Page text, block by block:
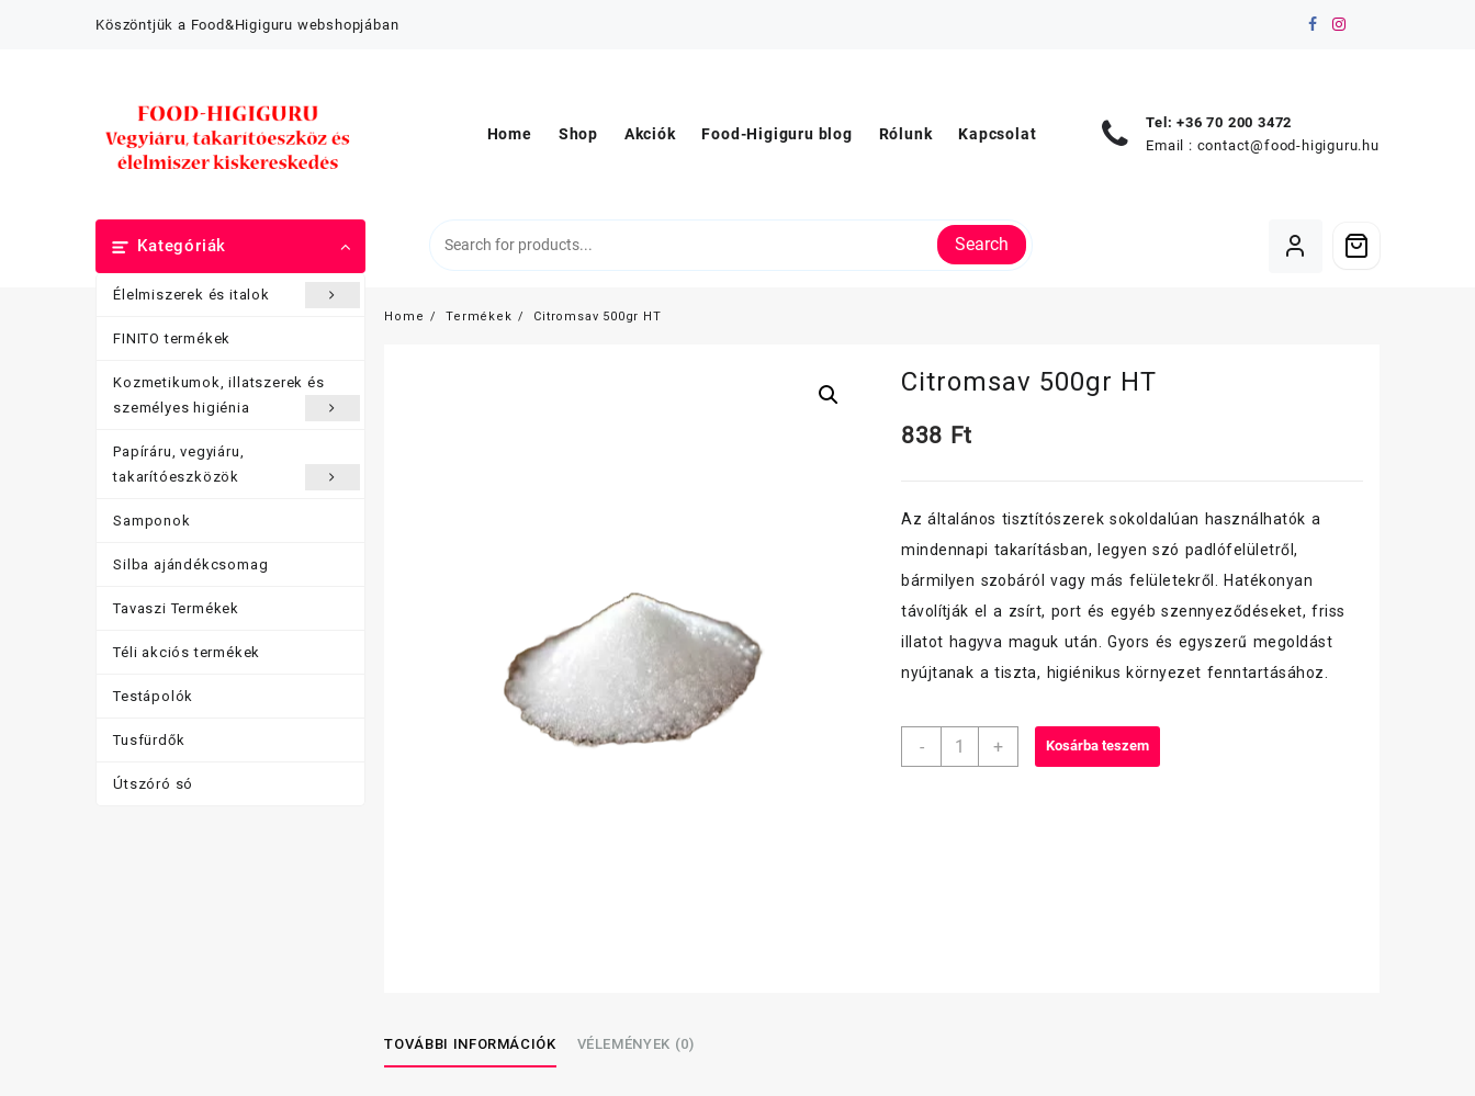
Köszöntjük a Food&Higiguru webshopjában
Home Shop Akciók Food-Higiguru blog Rólunk Kapcsolat
Tel: +36 70 200 3472
Email : contact@food-higiguru.hu
Kategóriák
Élelmiszerek és italok
FINITO termékek
Kozmetikumok, illatszerek és
személyes higiénia
Papíráru, vegyiáru,
takarítóeszközök
Samponok
Silba ajándékcsomag
Tavaszi Termékek
Téli akciós termékek
Testápolók
Tusfürdők
Útszóró só
Search
Home Termékek Citromsav 500gr HT
Citromsav 500gr HT
838 Ft
Az általános tisztítószerek sokoldalúan használhatók a
mindennapi takarításban, legyen szó padlófelületről,
bármilyen szobáról vagy más felületekről. Hatékonyan
távolítják el a zsírt, port és egyéb szennyeződéseket, friss
illatot hagyva maguk után. Gyors és egyszerű megoldást
nyújtanak a tiszta, higiénikus környezet fenntartásához.
-
Citromsav
+ Kosárba teszem
TOVÁBBI INFORMÁCIÓK VÉLEMÉNYEK (0)